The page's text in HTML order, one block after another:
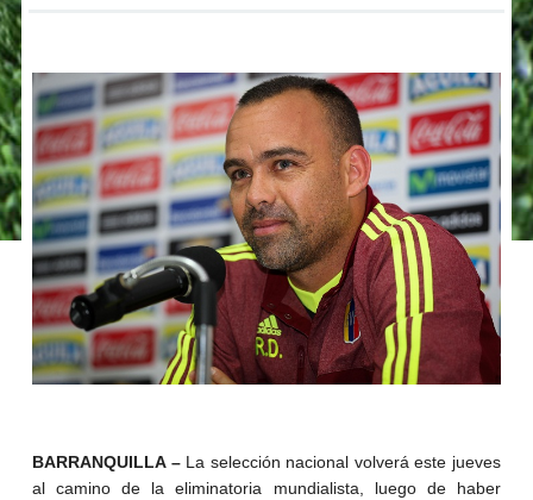
BARRANQUILLA – La selección nacional volverá este jueves
al camino de la eliminatoria mundialista, luego de haber